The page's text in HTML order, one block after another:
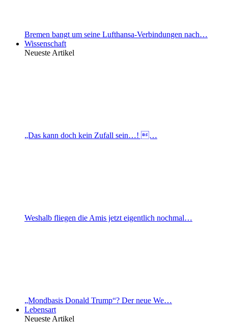
Bremen bangt um seine Lufthansa-Verbindungen nach…
Wissenschaft
Neueste Artikel
„Das kann doch kein Zufall sein…! …
Weshalb fliegen die Amis jetzt eigentlich nochmal…
„Mondbasis Donald Trump“? Der neue We…
Lebensart
Neueste Artikel